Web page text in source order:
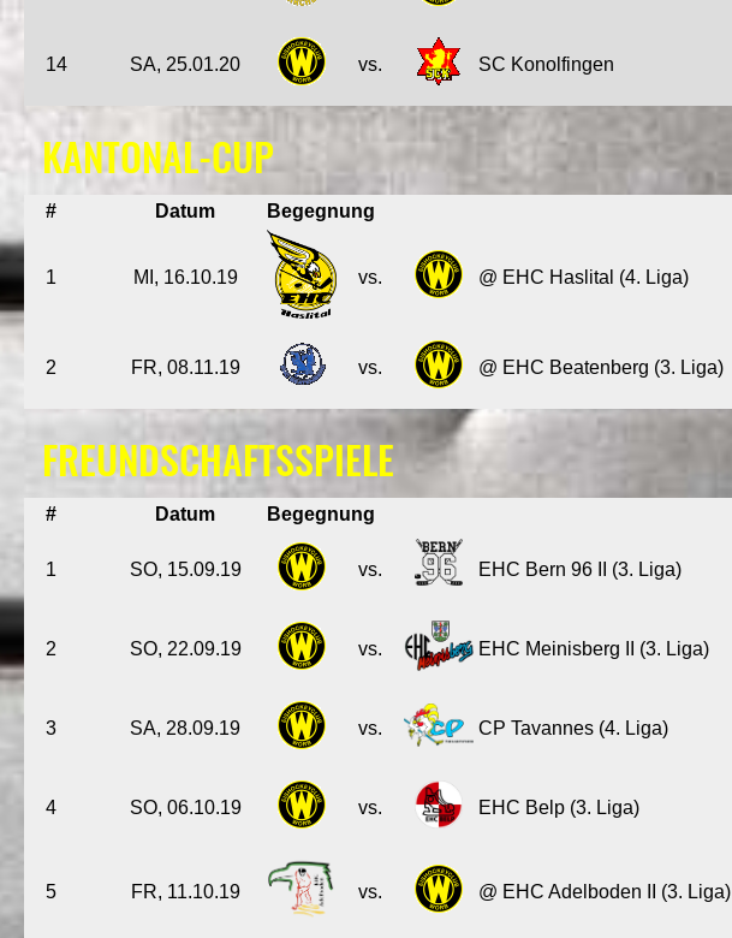
14 SA, 25.01.20 vs. SC Konolfingen
KANTONAL-CUP
# Datum Begegnung
1 MI, 16.10.19 vs. @ EHC Haslital (4. Liga)
2 FR, 08.11.19 vs. @ EHC Beatenberg (3. Liga)
FREUNDSCHAFTSSPIELE
# Datum Begegnung
1 SO, 15.09.19 vs. EHC Bern 96 II (3. Liga)
2 SO, 22.09.19 vs. EHC Meinisberg II (3. Liga)
3 SA, 28.09.19 vs. CP Tavannes (4. Liga)
4 SO, 06.10.19 vs. EHC Belp (3. Liga)
5 FR, 11.10.19 vs. @ EHC Adelboden II (3. Liga)